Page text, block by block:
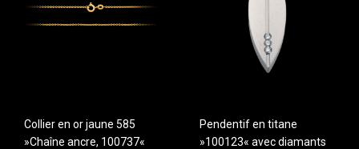
Collier en or jaune 585
»Chaîne ancre, 100737«
Pendentif en titane
»100123« avec diamants